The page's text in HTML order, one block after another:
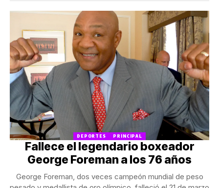
DEPORTES PRINCIPAL
Fallece el legendario boxeador
George Foreman a los 76 años
George Foreman, dos veces campeón mundial de peso